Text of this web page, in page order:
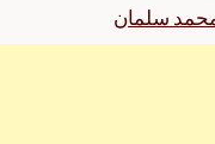
محمد سلمان